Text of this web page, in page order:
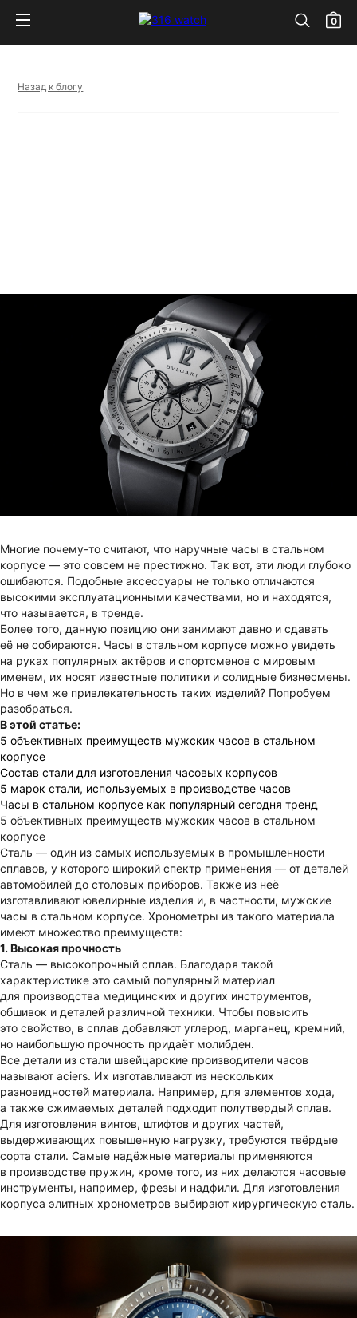
0
Назад к блогу
Многие почему-то считают, что наручные часы в стальном
корпусе — это совсем не престижно. Так вот, эти люди глубоко
ошибаются. Подобные аксессуары не только отличаются
высокими эксплуатационными качествами, но и находятся,
что называется, в тренде.
Более того, данную позицию они занимают давно и сдавать
её не собираются. Часы в стальном корпусе можно увидеть
на руках популярных актёров и спортсменов с мировым
именем, их носят известные политики и солидные бизнесмены.
Но в чем же привлекательность таких изделий? Попробуем
разобраться.
В этой статье:
5 объективных преимуществ мужских часов в стальном
корпусе
Состав стали для изготовления часовых корпусов
5 марок стали, используемых в производстве часов
Часы в стальном корпусе как популярный сегодня тренд
5 объективных преимуществ мужских часов в стальном
корпусе
Сталь — один из самых используемых в промышленности
сплавов, у которого широкий спектр применения — от деталей
автомобилей до столовых приборов. Также из неё
изготавливают ювелирные изделия и, в частности, мужские
часы в стальном корпусе. Хронометры из такого материала
имеют множество преимуществ:
1. Высокая прочность
Сталь — высокопрочный сплав. Благодаря такой
характеристике это самый популярный материал
для производства медицинских и других инструментов,
обшивок и деталей различной техники. Чтобы повысить
это свойство, в сплав добавляют углерод, марганец, кремний,
но наибольшую прочность придаёт молибден.
Все детали из стали швейцарские производители часов
называют aciers. Их изготавливают из нескольких
разновидностей материала. Например, для элементов хода,
а также сжимаемых деталей подходит полутвердый сплав.
Для изготовления винтов, штифтов и других частей,
выдерживающих повышенную нагрузку, требуются твёрдые
сорта стали. Самые надёжные материалы применяются
в производстве пружин, кроме того, из них делаются часовые
инструменты, например, фрезы и надфили. Для изготовления
корпуса элитных хронометров выбирают хирургическую сталь.